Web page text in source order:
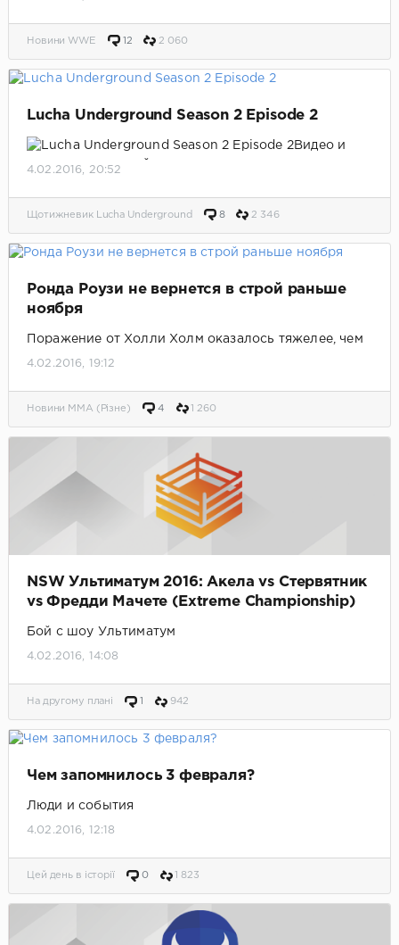
Новини WWE 12 2 060
Lucha Underground Season 2 Episode 2
Видео и
результаты матчей.
4.02.2016, 20:52
Щотижневик Lucha Underground 8 2 346
Ронда Роузи не вернется в строй раньше
ноября
Поражение от Холли Холм оказалось тяжелее, чем
думали
4.02.2016, 19:12
Новини MMA (Різне) 4 1 260
NSW Ультиматум 2016: Акела vs Стервятник
vs Фредди Мачете (Extreme Championship)
Бой с шоу Ультиматум
4.02.2016, 14:08
На другому плані 1 942
Чем запомнилось 3 февраля?
Люди и события
4.02.2016, 12:18
Цей день в історії 0 1 823